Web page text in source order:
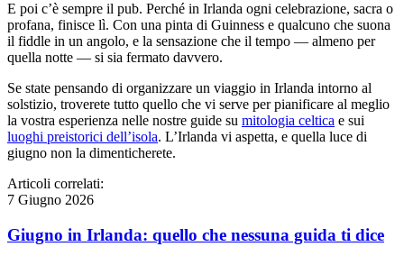
E poi c’è sempre il pub. Perché in Irlanda ogni celebrazione, sacra o
profana, finisce lì. Con una pinta di Guinness e qualcuno che suona
il fiddle in un angolo, e la sensazione che il tempo — almeno per
quella notte — si sia fermato davvero.
Se state pensando di organizzare un viaggio in Irlanda intorno al
solstizio, troverete tutto quello che vi serve per pianificare al meglio
la vostra esperienza nelle nostre guide su mitologia celtica e sui
luoghi preistorici dell’isola. L’Irlanda vi aspetta, e quella luce di
giugno non la dimenticherete.
Articoli correlati:
7 Giugno 2026
Giugno in Irlanda: quello che nessuna guida ti dice